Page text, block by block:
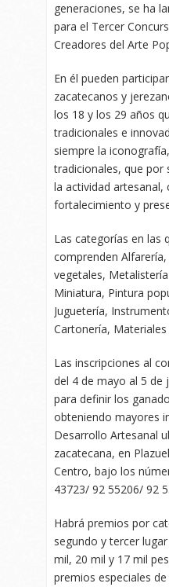
generaciones, se ha
para el Tercer
Creadores del Arte
En él pueden
zacatecanos y
los 18 y los 29 años
tradicionales e
siempre la
tradicionales, que por
la actividad artesanal,
fortalecimiento y
Las categorías en las
comprenden
vegetales,
Miniatura, Pintura
Juguetería,
Cartonería, Materiales
Las inscripciones al
del 4 de mayo al 5 de
para definir los
obteniendo mayores
Desarrollo Artesanal
zacatecana, en
Centro, bajo los
43723/ 92 55206/ 92
Habrá premios por
segundo y tercer
mil, 20 mil y 17 mil
premios especiales